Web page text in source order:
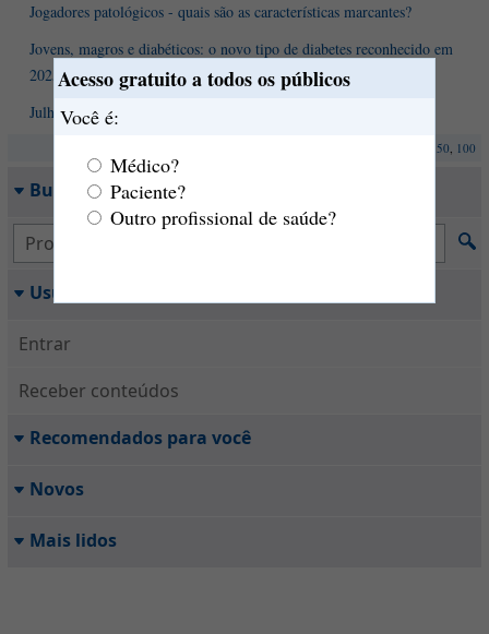
Acesso gratuito a todos os públicos
Você é:
Médico?
Paciente?
Outro profissional de saúde?
Jogadores patológicos - quais são as características marcantes?
Jovens, magros e diabéticos: o novo tipo de diabetes reconhecido em
2025
Julho Verde: Mês de luta contra o Câncer de Cabeça e Pescoço
50, 100
Busca rápida
Usuário
Entrar
Receber conteúdos
Recomendados para você
Novos
Mais lidos